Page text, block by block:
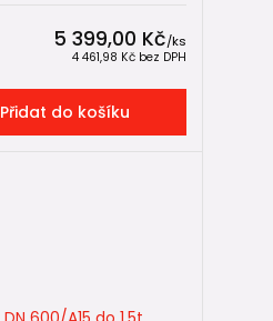
5 399,00 Kč/ks
4 461,98 Kč bez DPH
Přidat do košíku